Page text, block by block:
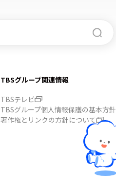
TBSグループ関連情報
TBSテレビ
TBSグループ個人情報保護の基本方針
著作権とリンクの方針について